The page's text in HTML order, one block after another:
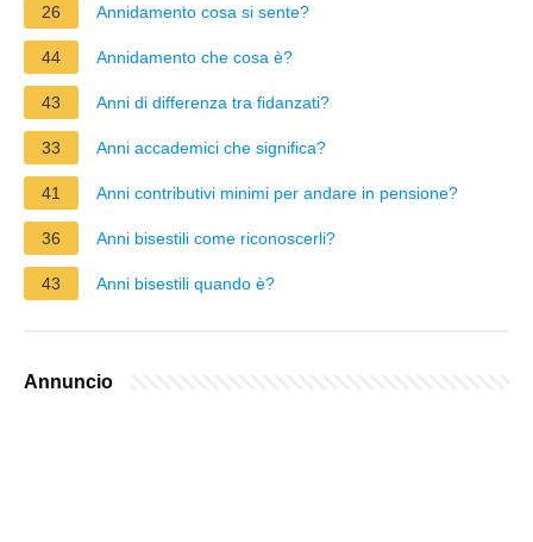
26 Annidamento cosa si sente?
44 Annidamento che cosa è?
43 Anni di differenza tra fidanzati?
33 Anni accademici che significa?
41 Anni contributivi minimi per andare in pensione?
36 Anni bisestili come riconoscerli?
43 Anni bisestili quando è?
Annuncio